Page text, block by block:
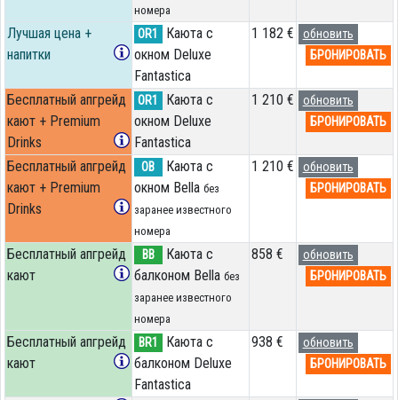
номера
Лучшая цена +
напитки
OR1
Каюта с
окном Deluxe
Fantastica
1 182 €
обновить
БРОНИРОВАТЬ
Бесплатный апгрейд
кают + Premium
Drinks
OR1
Каюта с
окном Deluxe
Fantastica
1 210 €
обновить
БРОНИРОВАТЬ
Бесплатный апгрейд
кают + Premium
Drinks
OB
Каюта с
окном Bella без
заранее известного
номера
1 210 €
обновить
БРОНИРОВАТЬ
Бесплатный апгрейд
кают
BB
Каюта с
балконом Bella без
заранее известного
номера
858 €
обновить
БРОНИРОВАТЬ
Бесплатный апгрейд
кают
BR1
Каюта с
балконом Deluxe
Fantastica
938 €
обновить
БРОНИРОВАТЬ